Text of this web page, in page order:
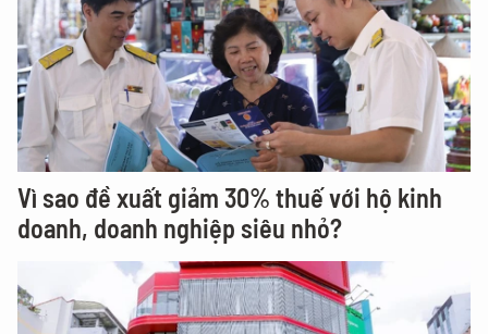
Vì sao đề xuất giảm 30% thuế với hộ kinh
doanh, doanh nghiệp siêu nhỏ?